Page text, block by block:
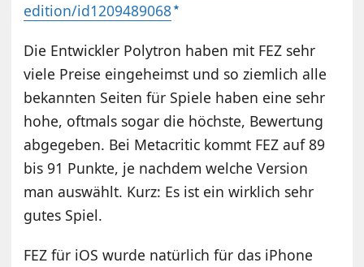
edition/id1209489068
Die Entwickler Polytron haben mit FEZ sehr
viele Preise eingeheimst und so ziemlich alle
bekannten Seiten für Spiele haben eine sehr
hohe, oftmals sogar die höchste, Bewertung
abgegeben. Bei Metacritic kommt FEZ auf 89
bis 91 Punkte, je nachdem welche Version
man auswählt. Kurz: Es ist ein wirklich sehr
gutes Spiel.
FEZ für iOS wurde natürlich für das iPhone